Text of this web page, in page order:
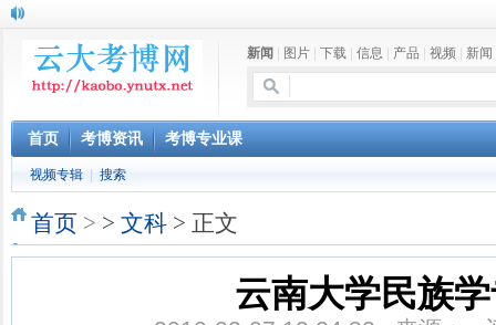
新闻 图片 下载 信息 产品 视频 新闻
首页 考博资讯 考博专业课
视频专辑 搜索
首页 > > 文科 > 正文
云南大学民族